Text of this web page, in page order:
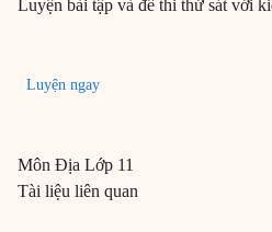
Luyện bài tập và đề thi thử sát với
Luyện ngay
Môn Địa Lớp 11
Tài liệu liên quan